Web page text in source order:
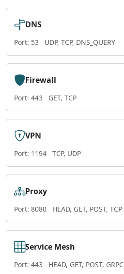
DNS
Port: 53 UDP, TCP, DNS_QUERY
Firewall
Port: 443 GET, TCP
VPN
Port: 1194 TCP, UDP
Proxy
Port: 8080 HEAD, GET, POST, TCP
Service Mesh
Port: 443 HEAD, GET, POST, GRPC